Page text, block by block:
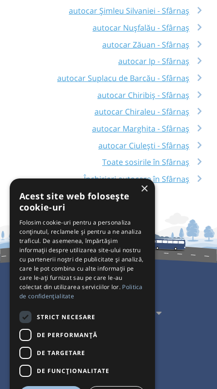
autocar Șimleu Silvaniei - Sfârnaș
autocar Nușfalău - Sfârnaș
autocar Zăuan - Sfârnaș
autocar Ip - Sfârnaș
autocar Suplacu de Barcău - Sfârnaș
autocar Chiribiș - Sfârnaș
autocar Chiraleu - Sfârnaș
autocar Marghita - Sfârnaș
autocar Ciulești - Sfârnaș
Toate sosirile în Sfârnaș
Închirieri autocare în Sfârnaș
Pentru Călători
Pentru Transportatori
Interacționăm
Acceptăm plăți cu
×
Acest site web folosește
cookie-uri
Folosim cookie-uri pentru a personaliza
conținutul, reclamele și pentru a ne analiza
traficul. De asemenea, împărtășim
informații despre utilizarea site-ului nostru
cu partenerii noștri de publicitate și analiză,
care le pot combina cu alte informații pe
care le-ați furnizat sau pe care le-au
colectat din utilizarea serviciilor lor. Politica
de confidențialitate
STRICT NECESARE
DE PERFORMANȚĂ
DE TARGETARE
DE FUNCŢIONALITATE